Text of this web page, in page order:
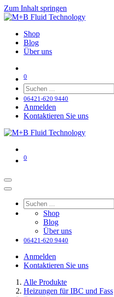
Zum Inhalt springen
Shop
Blog
Über uns
0
06421-620 9440
Anmelden
Kontaktieren Sie uns
0
Shop
Blog
Über uns
06421-620 9440
Anmelden
Kontaktieren Sie uns
Alle Produkte
Heizungen für IBC und Fass